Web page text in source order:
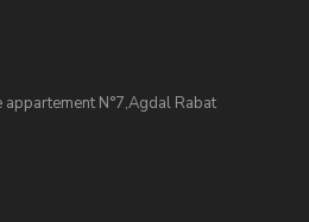
appartement N°7,Agdal Rabat